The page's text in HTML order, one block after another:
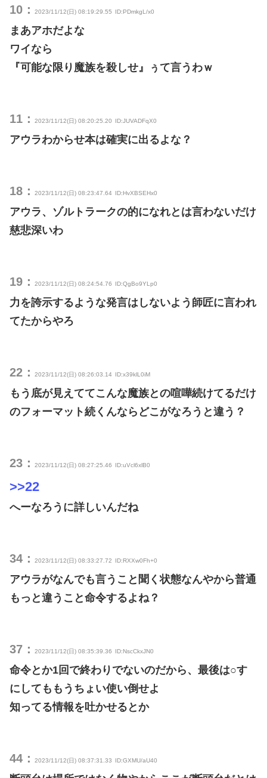
10： 2023/11/12(日) 08:19:29.55 ID:PDmkgL/x0
まあアホだよな
ワイなら
『可能な限り魔族を殺しせ』ぅて言うわｗ
11： 2023/11/12(日) 08:20:25.20 ID:JUVADFqX0
アウラわからせ本は確実に出るよな？
18： 2023/11/12(日) 08:23:47.64 ID:HvXBSEHx0
アウラ、ゾルトラークの的になれとは言わないだけ
慈悲深いわ
19： 2023/11/12(日) 08:24:54.76 ID:QgBo9YLp0
力を誇示するような発言はしないよう師匠に言われ
てたからやろ
22： 2023/11/12(日) 08:26:03.14 ID:x39klL0iM
もう底が見えててこんな魔族との喧嘩続けてるだけ
のフォーマット続くんならどこがなろうと違う？
23： 2023/11/12(日) 08:27:25.46 ID:uVcl6xlB0
>>22
へーなろうに詳しいんだね
34： 2023/11/12(日) 08:33:27.72 ID:RXXw0Fh+0
アウラがなんでも言うこと聞く状態なんやから普通
もっと違うこと命令するよね？
37： 2023/11/12(日) 08:35:39.36 ID:NscCkxJN0
命令とか1回で終わりでないのだから、最後は○す
にしてももうちょい使い倒せよ
知ってる情報を吐かせるとか
44： 2023/11/12(日) 08:37:31.33 ID:GXMU/aU40